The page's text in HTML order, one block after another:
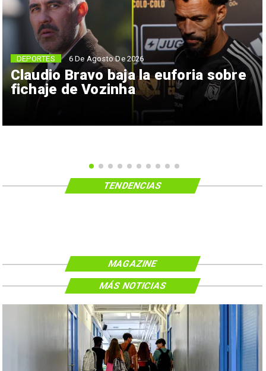
Claudio Bravo baja la euforia sobre
fichaje de Vozinha
DEPORTES 6 De Agosto De 2026
TENDENCIAS
MAGAZINE
MÁS NOTICIAS